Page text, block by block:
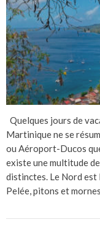
Quelques jours de
Martinique ne se
ou Aéroport-Ducos
existe une multitude
distinctes. Le Nord est
Pelée, pitons et